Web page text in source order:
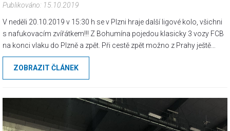
Publikováno: 15.10.2019
V neděli 20.10.2019 v 15:30 h se v Plzni hraje další ligové kolo, všichni
s nafukovacím zvířátkem!!! Z Bohumína pojedou klasicky 3 vozy FCB
na konci vlaku do Plzně a zpět. Při cestě zpět možno z Prahy ještě
využít dřívější spoje Regiojet a LeoEx do FCB destinací, kde nejede
expres z Prahy.
ZOBRAZIT ČLÁNEK